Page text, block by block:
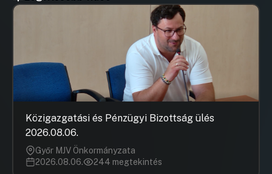
Közigazgatási és Pénzügyi Bizottság ülés
2026.08.06.
Győr MJV Önkormányzata
2026.08.06.
244 megtekintés